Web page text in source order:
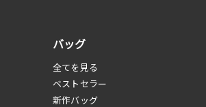
バッグ
全てを見る
ベストセラー
新作バッグ